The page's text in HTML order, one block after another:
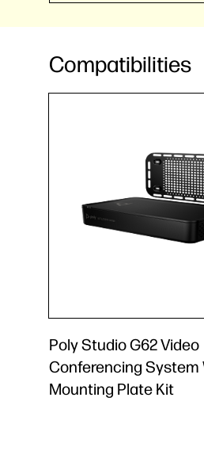
Compatibilities
Poly Studio G62 Video
Conferencing System
Mounting Plate Kit